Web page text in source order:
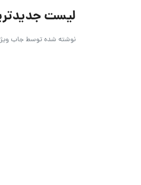
لیست
نوشته شده توسطجاب